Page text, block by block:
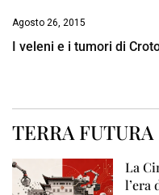
Agosto 26, 2015
I veleni e i tumori di
TERRA FUTURA
La
l’era